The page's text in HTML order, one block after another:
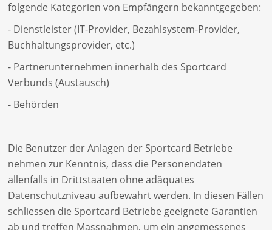
folgende Kategorien von Empfängern bekanntgegeben:
- Dienstleister (IT-Provider, Bezahlsystem-Provider,
Buchhaltungsprovider, etc.)
- Partnerunternehmen innerhalb des Sportcard
Verbunds (Austausch)
- Behörden
Die Benutzer der Anlagen der Sportcard Betriebe
nehmen zur Kenntnis, dass die Personendaten
allenfalls in Drittstaaten ohne adäquates
Datenschutzniveau aufbewahrt werden. In diesen Fällen
schliessen die Sportcard Betriebe geeignete Garantien
ab und treffen Massnahmen, um ein angemessenes